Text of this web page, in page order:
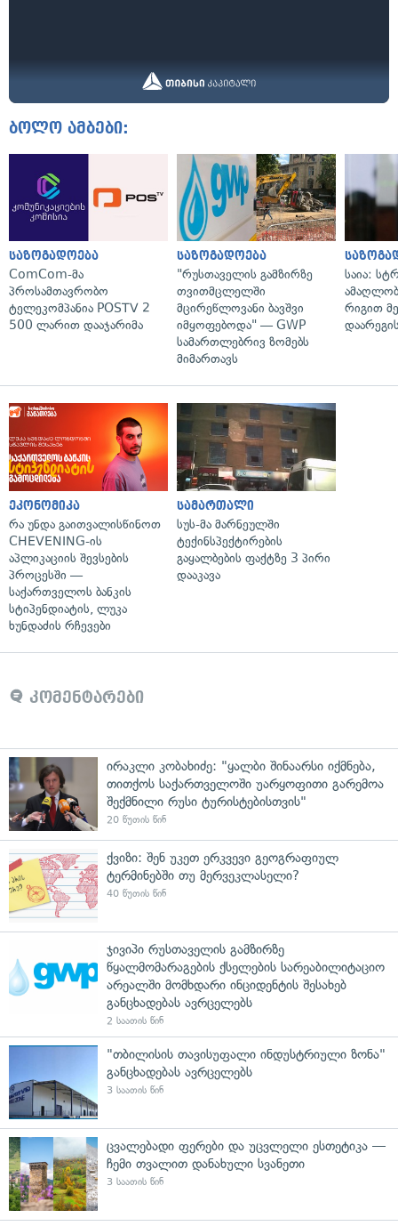
ბოლო ამბები:
საზოგადოება
ComCom-მა
პროსამთავრობო
ტელეკომპანია POSTV 2
500 ლარით დააჯარიმა
საზოგადოება
"რუსთაველის გამზირზე
თვითმცლელში
მცირეწლოვანი ბავშვი
იმყოფებოდა" — GWP
სამართლებრივ ზომებს
მიმართავს
საია:
რიგით
ეკონომიკა
რა უნდა გაითვალისწინოთ
CHEVENING-ის
აპლიკაციის შევსების
პროცესში —
საქართველოს ბანკის
სტიპენდიატის, ლუკა
ხუნდაძის რჩევები
სამართალი
სუს-მა მარნეულში
ტექინსპექტირების
გაყალბების ფაქტზე 3 პირი
დააკავა
კომენტარები
ირაკლი კობახიძე: "ყალბი შინაარსი იქმნება,
თითქოს საქართველოში უარყოფითი გარემოა
შექმნილი რუსი ტურისტებისთვის"
20 წუთის წინ
ქვიზი: შენ უკეთ ერკვევი გეოგრაფიულ
ტერმინებში თუ მერვეკლასელი?
40 წუთის წინ
ჯივიპი რუსთაველის გამზირზე
წყალმომარაგების ქსელების სარეაბილიტაციო
არეალში მომხდარი ინციდენტის შესახებ
განცხადებას ავრცელებს
2 საათის წინ
"თბილისის თავისუფალი ინდუსტრიული ზონა"
განცხადებას ავრცელებს
3 საათის წინ
ცვალებადი ფერები და უცვლელი ესთეტიკა —
ჩემი თვალით დანახული სვანეთი
3 საათის წინ